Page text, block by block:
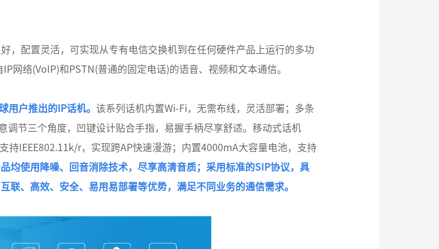
，配置灵活，可实现从专有电信交换机到在任何硬件产品上运行的多功
网络(VoIP)和PSTN(普通的固定电话)的语音、视频和文本通信。
用户推出的IP话机。该系列话机内置Wi-Fi，无需布线，灵活部署；多条
调节三个角度，凹键设计贴合手指，易握手柄尽享舒适。移动式话机
持IEEE802.11k/r，实现跨AP快速漫游；内置4000mA大容量电池，支持
均使用降噪、回音消除技术，尽享高清音质；采用标准的SIP协议，具
联、高效、安全、易用易部署等优势，满足不同业务的通信需求。